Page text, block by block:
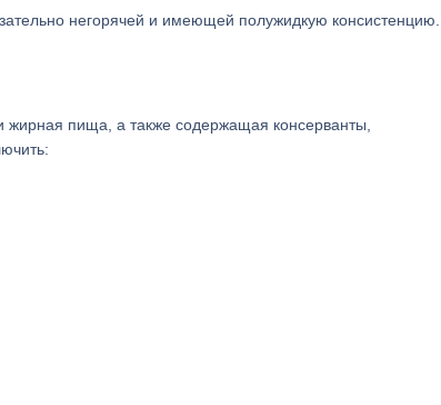
негорячей и имеющей полужидкую консистенцию.
пища, а также содержащая консерванты,